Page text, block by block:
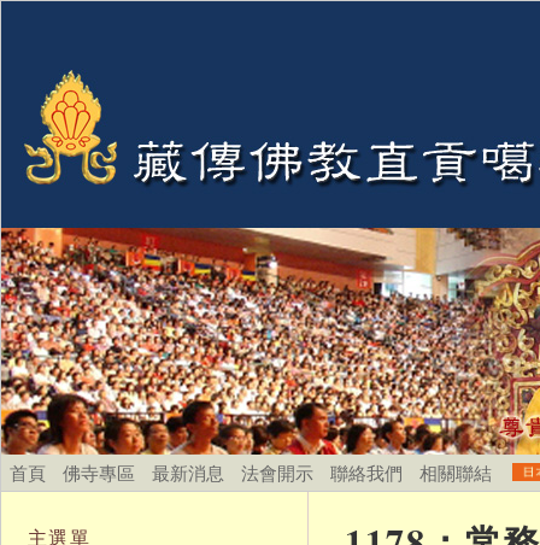
首頁 佛寺專區 最新消息 法會開示 聯絡我們 相關聯結
主選單